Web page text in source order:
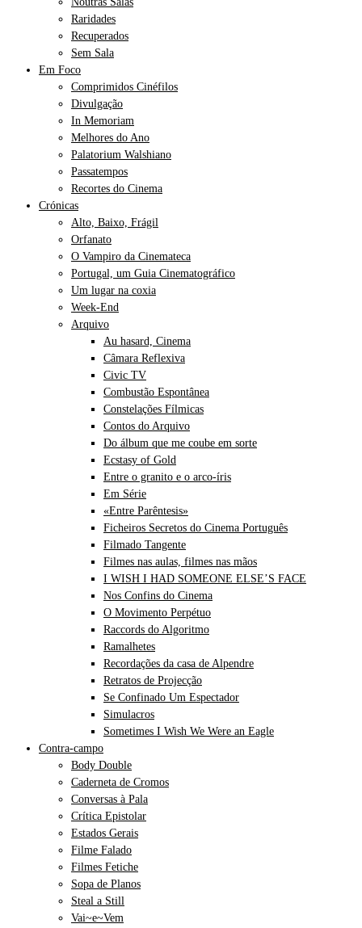
Raridades
Recuperados
Sem Sala
Em Foco
Comprimidos Cinéfilos
Divulgação
In Memoriam
Melhores do Ano
Palatorium Walshiano
Passatempos
Recortes do Cinema
Crónicas
Alto, Baixo, Frágil
Orfanato
O Vampiro da Cinemateca
Portugal, um Guia Cinematográfico
Um lugar na coxia
Week-End
Arquivo
Au hasard, Cinema
Câmara Reflexiva
Civic TV
Combustão Espontânea
Constelações Fílmicas
Contos do Arquivo
Do álbum que me coube em sorte
Ecstasy of Gold
Entre o granito e o arco-íris
Em Série
«Entre Parêntesis»
Ficheiros Secretos do Cinema Português
Filmado Tangente
Filmes nas aulas, filmes nas mãos
I WISH I HAD SOMEONE ELSE’S FACE
Nos Confins do Cinema
O Movimento Perpétuo
Raccords do Algoritmo
Ramalhetes
Recordações da casa de Alpendre
Retratos de Projecção
Se Confinado Um Espectador
Simulacros
Sometimes I Wish We Were an Eagle
Contra-campo
Body Double
Caderneta de Cromos
Conversas à Pala
Crítica Epistolar
Estados Gerais
Filme Falado
Filmes Fetiche
Sopa de Planos
Steal a Still
Vai~e~Vem